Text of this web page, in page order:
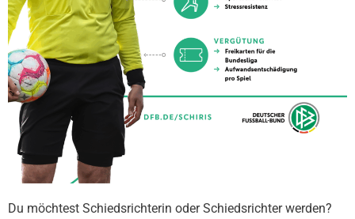
Du möchtest Schiedsrichterin oder Schiedsrichter werden?